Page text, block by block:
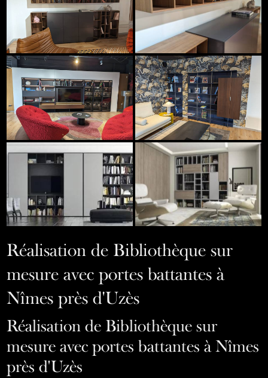
Réalisation de Bibliothèque sur
mesure avec portes battantes à
Nîmes près d'Uzès
Réalisation de Bibliothèque sur
mesure avec portes battantes à Nîmes
près d'Uzès